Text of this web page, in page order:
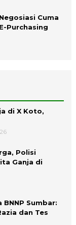
Cuma
Purchasing
di X Koto,
Polisi
Ganja di
Sumbar:
dan Tes